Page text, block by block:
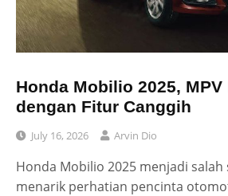
Honda Mobilio 2025, MPV
dengan Fitur Canggih
July 16, 2026 Arvin Dio
Honda Mobilio 2025 menjadi
menarik perhatian pencinta